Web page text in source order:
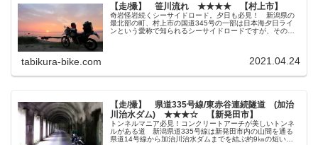
【走/撮】 笹川流れ ★★★★ 【村上市】
奇岩怪岩続くシーサイドロード。夕日も必見！ 新潟県の
最北部の町、村上市の国道345号の一部は日本海夕日ライ
ンという愛称で知られるシーサイドロードですが、その中
tabikura-bike.com 2021.04.24
【走/撮】 県道335号線/東赤谷連続隧道 (加治
川治水ダム) ★★★☆ 【新発田市】
トンネルマニア必見！コンクリートアーチが美しいトンネ
ルがある道 新潟県道335号線は新発田市内の山間を通る
県道14号線から加治川治水ダムまでを結ぶ約9㎞の短い県